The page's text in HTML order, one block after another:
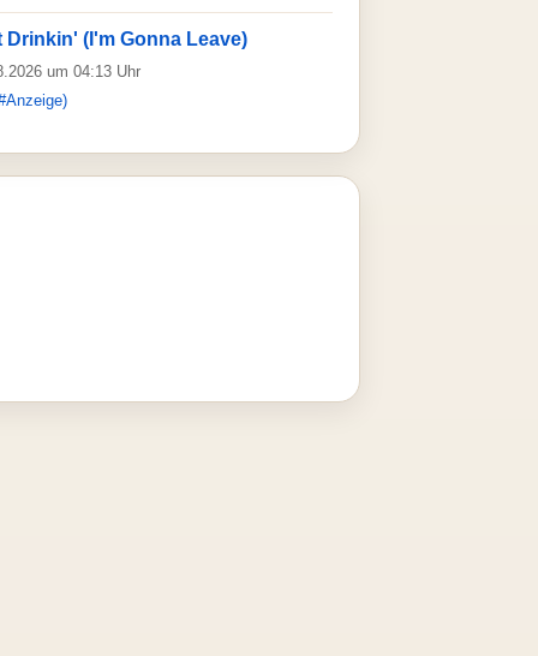
Drinkin' (I'm Gonna Leave)
um 04:13 Uhr